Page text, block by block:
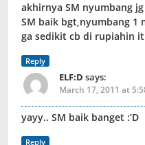
akhirnya SM nyumbang jg
SM baik bgt,nyumbang 1
ga sedikit cb di rupiahin
Reply
ELF:D says:
March 17, 2011 at
yayy.. SM baik banget :’D
Reply